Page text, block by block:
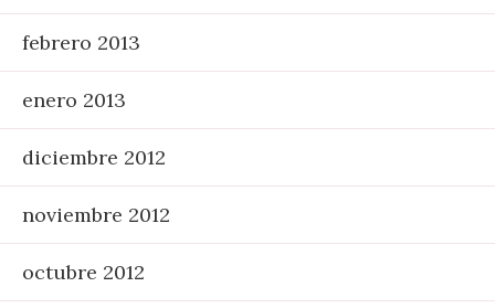
febrero 2013
enero 2013
diciembre 2012
noviembre 2012
octubre 2012